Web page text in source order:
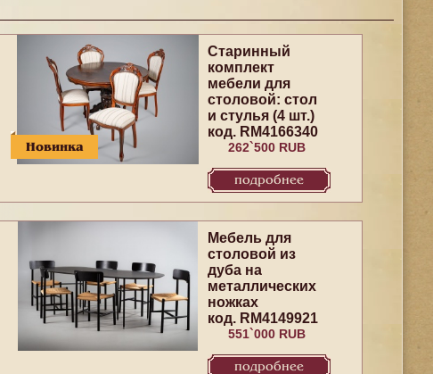
Новинка
Старинный
комплект
мебели для
столовой: стол
и стулья (4 шт.)
код. RM4166340
262`500 RUB
подробнее
Mебель для
столовой из
дуба на
металлических
ножках
код. RM4149921
551`000 RUB
подробнее